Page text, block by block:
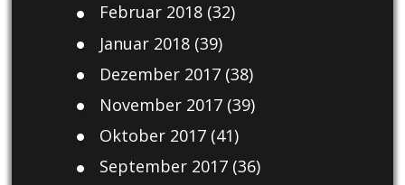
Februar 2018(32)
Januar 2018(39)
Dezember 2017(38)
November 2017(39)
Oktober 2017(41)
September 2017(36)